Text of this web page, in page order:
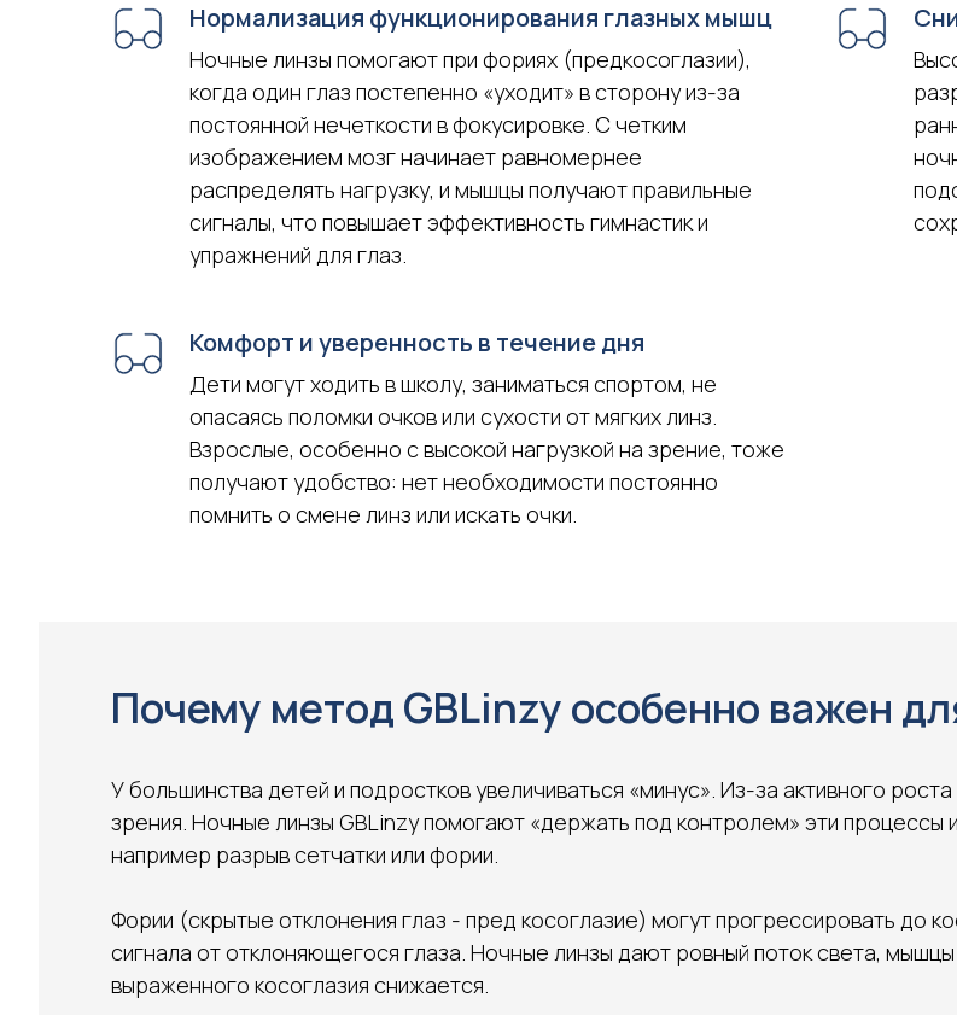
Нормализация функционирования глазных мышц
Ночные линзы помогают при фориях (предкосоглазии),
когда один глаз постепенно «уходит» в сторону из-за
постоянной нечеткости в фокусировке. С четким
изображением мозг начинает равномернее
распределять нагрузку, и мышцы получают правильные
сигналы, что повышает эффективность гимнастик и
упражнений для глаз.
Комфорт и уверенность в течение дня
Дети могут ходить в школу, заниматься спортом, не
опасаясь поломки очков или сухости от мягких линз.
Взрослые, особенно с высокой нагрузкой на зрение, тоже
получают удобство: нет необходимости постоянно
помнить о смене линз или искать очки.
Почему метод GBLinzy особенно важен
У большинства детей и подростков увеличиваться «минус». Из-за активного
зрения. Ночные линзы GBLinzy помогают «держать под контролем» эти
например разрыв сетчатки или фории.
Фории (скрытые отклонения глаз - пред косоглазие) могут прогрессировать до
сигнала от отклоняющегося глаза. Ночные линзы дают ровный поток света,
выраженного косоглазия снижается.